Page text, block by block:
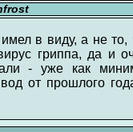
в виду, а не то,
гриппа, да и
- уже как
от прошлого